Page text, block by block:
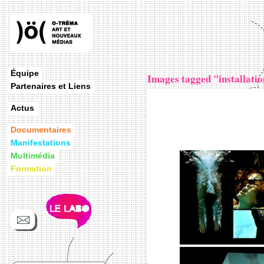
Images tagged
Équipe
Partenaires et Liens
Actus
Documentaires
Manifestations
Multimédia
Formation